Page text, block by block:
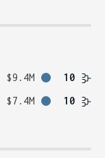
$9.4M
10
$7.4M 10